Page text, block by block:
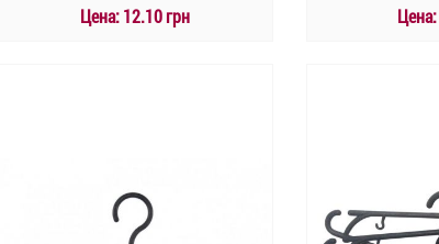
Цена:12.10 грн Цена: